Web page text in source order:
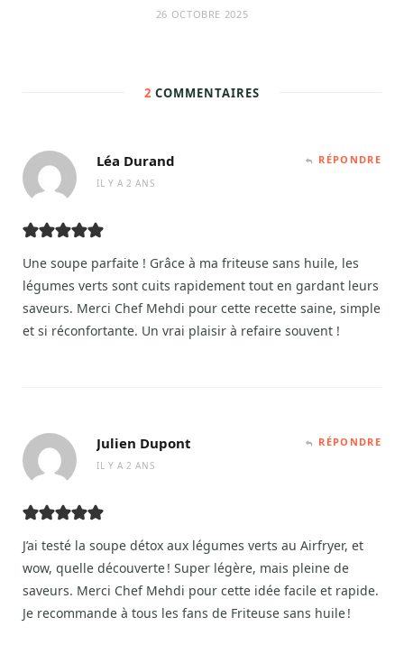
26 OCTOBRE 2025
2 COMMENTAIRES
Léa Durand
IL Y A 2 ANS
RÉPONDRE
Une soupe parfaite ! Grâce à ma friteuse sans huile, les
légumes verts sont cuits rapidement tout en gardant leurs
saveurs. Merci Chef Mehdi pour cette recette saine, simple
et si réconfortante. Un vrai plaisir à refaire souvent !
Julien Dupont
IL Y A 2 ANS
RÉPONDRE
J’ai testé la soupe détox aux légumes verts au Airfryer, et
wow, quelle découverte ! Super légère, mais pleine de
saveurs. Merci Chef Mehdi pour cette idée facile et rapide.
Je recommande à tous les fans de Friteuse sans huile !